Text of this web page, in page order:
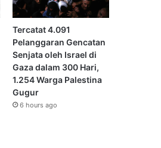
Tercatat 4.091
Pelanggaran Gencatan
Senjata oleh Israel di
Gaza dalam 300 Hari,
1.254 Warga Palestina
Gugur
6 hours ago